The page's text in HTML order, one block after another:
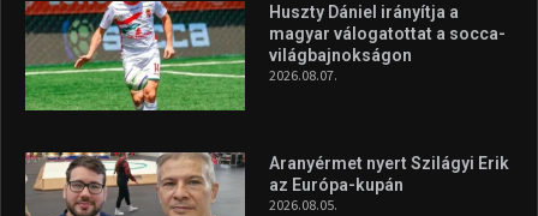
Huszty Dániel irányítja a
magyar válogatottat a socca-
világbajnokságon
2026.08.07.
Aranyérmet nyert Szilágyi Erik
az Európa-kupán
2026.08.05.